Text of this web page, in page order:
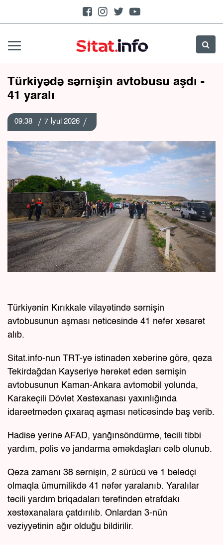
Türkiyədə sərnişin avtobusu aşdı -
41 yaralı
09:38 7 İyul 2026
Türkiyənin Kırıkkale vilayətində sərnişin
avtobusunun aşması nəticəsində 41 nəfər xəsarət
alıb.
Sitat.info-nun TRT-yə istinadən xəbərinə görə, qəza
Tekirdağdan Kayseriyə hərəkət edən sərnişin
avtobusunun Kaman-Ankara avtomobil yolunda,
Karakeçili Dövlət Xəstəxanası yaxınlığında
idarəetmədən çıxaraq aşması nəticəsində baş verib.
Hadisə yerinə AFAD, yanğınsöndürmə, təcili tibbi
yardım, polis və jandarma əməkdaşları cəlb olunub.
Qəza zamanı 38 sərnişin, 2 sürücü və 1 bələdçi
olmaqla ümumilikdə 41 nəfər yaralanıb. Yaralılar
təcili yardım briqadaları tərəfindən ətrafdakı
xəstəxanalara çatdırılıb. Onlardan 3-nün
vəziyyətinin ağır olduğu bildirilir.